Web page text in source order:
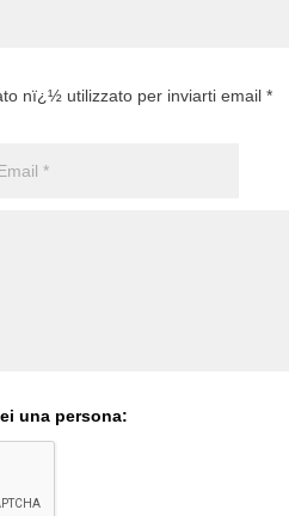
nï¿½ utilizzato per inviarti email *
una persona: